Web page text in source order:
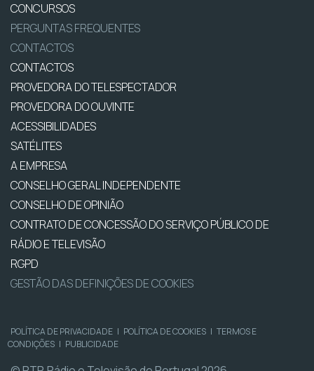
CONCURSOS
PERGUNTAS FREQUENTES
CONTACTOS
CONTACTOS
PROVEDORA DO TELESPECTADOR
PROVEDORA DO OUVINTE
ACESSIBILIDADES
SATÉLITES
A EMPRESA
CONSELHO GERAL INDEPENDENTE
CONSELHO DE OPINIÃO
CONTRATO DE CONCESSÃO DO SERVIÇO PÚBLICO DE
RÁDIO E TELEVISÃO
RGPD
GESTÃO DAS DEFINIÇÕES DE COOKIES
POLÍTICA DE PRIVACIDADE | POLÍTICA DE COOKIES | TERMOS E
CONDIÇÕES | PUBLICIDADE